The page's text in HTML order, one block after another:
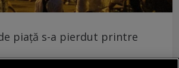
piață s-a pierdut printre